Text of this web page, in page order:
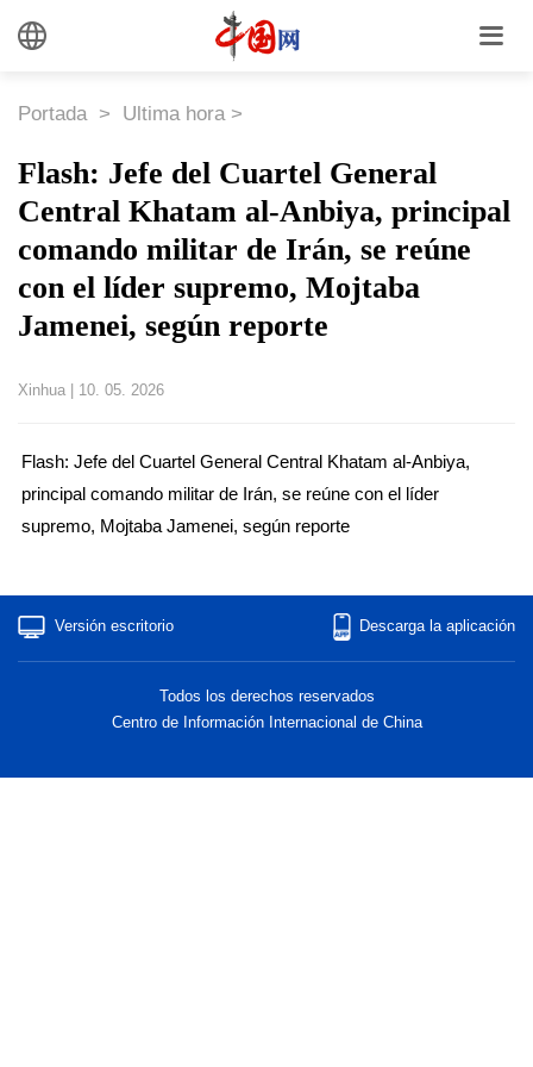
Portada > Ultima hora >
Flash: Jefe del Cuartel General
Central Khatam al-Anbiya, principal
comando militar de Irán, se reúne
con el líder supremo, Mojtaba
Jamenei, según reporte
Xinhua 10. 05. 2026
Flash: Jefe del Cuartel General Central Khatam al-Anbiya,
principal comando militar de Irán, se reúne con el líder
supremo, Mojtaba Jamenei, según reporte
Versión escritorio Descarga la aplicación
Todos los derechos reservados
Centro de Información Internacional de China